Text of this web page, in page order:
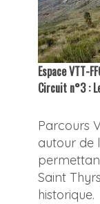
Espace VTT-
Circuit n°3 :
Parcours
autour de
Saint
historique.